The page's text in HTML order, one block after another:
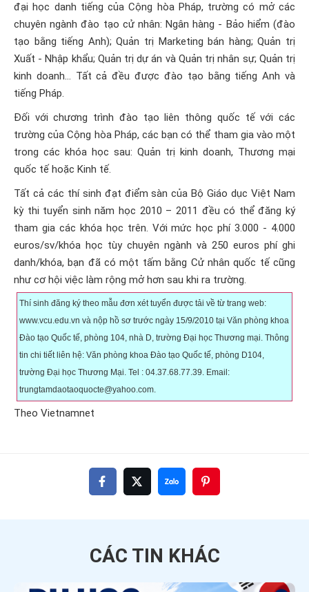
đại học danh tiếng của Cộng hòa Pháp, trường có mở các
chuyên ngành đào tạo cử nhân: Ngân hàng - Bảo hiểm (đào
tạo bằng tiếng Anh); Quản trị Marketing bán hàng; Quản trị
Xuất - Nhập khẩu; Quản trị dự án và Quản trị nhân sự; Quản trị
kinh doanh… Tất cả đều được đào tạo bằng tiếng Anh và
tiếng Pháp.
Đối với chương trình đào tạo liên thông quốc tế với các
trường của Cộng hòa Pháp, các bạn có thể tham gia vào một
trong các khóa học sau: Quản trị kinh doanh, Thương mại
quốc tế hoặc Kinh tế.
Tất cả các thí sinh đạt điểm sàn của Bộ Giáo dục Việt Nam
kỳ thi tuyển sinh năm học 2010 – 2011 đều có thể đăng ký
tham gia các khóa học trên. Với mức học phí 3.000 - 4.000
euros/sv/khóa học tùy chuyên ngành và 250 euros phí ghi
danh/khóa, bạn đã có một tấm bằng Cử nhân quốc tế cũng
như cơ hội việc làm rộng mở hơn sau khi ra trường.
Thí sinh đăng ký theo mẫu đơn xét tuyển được tải về từ trang web:
www.vcu.edu.vn và nộp hồ sơ trước ngày 15/9/2010 tại Văn phòng khoa
Đào tạo Quốc tế, phòng 104, nhà D, trường Đại học Thương mại. Thông
tin chi tiết liên hệ: Văn phòng khoa Đào tạo Quốc tế, phòng D104,
trường Đại học Thương Mại. Tel : 04.37.68.77.39. Email:
trungtamdaotaoquocte@yahoo.com.
Theo Vietnamnet
CÁC TIN KHÁC